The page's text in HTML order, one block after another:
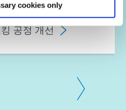
cookies only
공정 개선